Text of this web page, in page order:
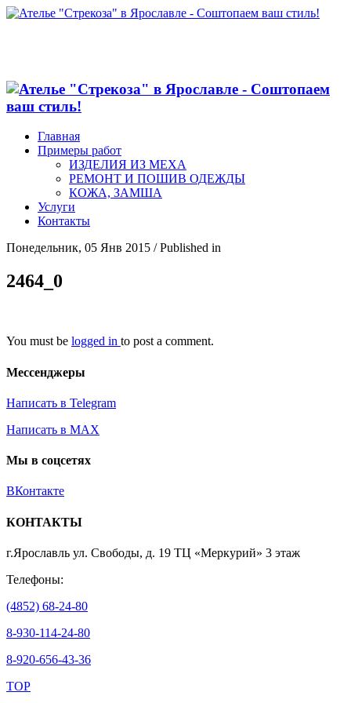
Главная
Примеры работ
ИЗДЕЛИЯ ИЗ МЕХА
РЕМОНТ И ПОШИВ ОДЕЖДЫ
КОЖА, ЗАМША
Услуги
Контакты
Понедельник, 05 Янв 2015 /Published in
2464_0
You must be logged in to post a comment.
Мессенджеры
Написать в Telegram
Написать в MAX
Мы в соцсетях
ВКонтакте
КОНТАКТЫ
г.Ярославль ул. Свободы, д. 19 ТЦ «Меркурий» 3 этаж
Телефоны:
(4852) 68-24-80
8-930-114-24-80
8-920-656-43-36
TOP